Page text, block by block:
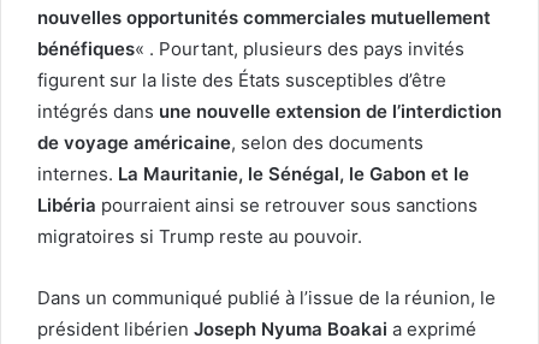
nouvelles opportunités commerciales mutuellement
bénéfiques« . Pourtant, plusieurs des pays invités
figurent sur la liste des États susceptibles d’être
intégrés dans une nouvelle extension de l’interdiction
de voyage américaine, selon des documents
internes. La Mauritanie, le Sénégal, le Gabon et le
Libéria pourraient ainsi se retrouver sous sanctions
migratoires si Trump reste au pouvoir.
Dans un communiqué publié à l’issue de la réunion, le
président libérien Joseph Nyuma Boakai a exprimé